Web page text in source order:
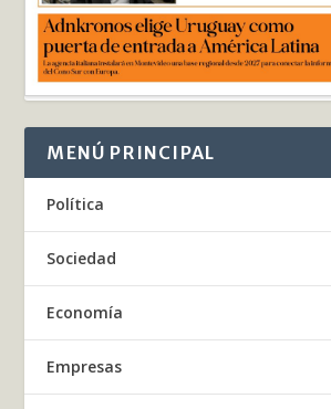
MENÚ PRINCIPAL
Política
Sociedad
Economía
Empresas